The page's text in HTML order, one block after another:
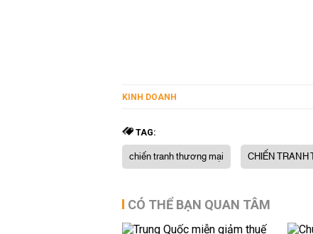
KINH DOANH
TAG:
chiến tranh thương mại CHIẾN
CÓ THỂ BẠN QUAN TÂM